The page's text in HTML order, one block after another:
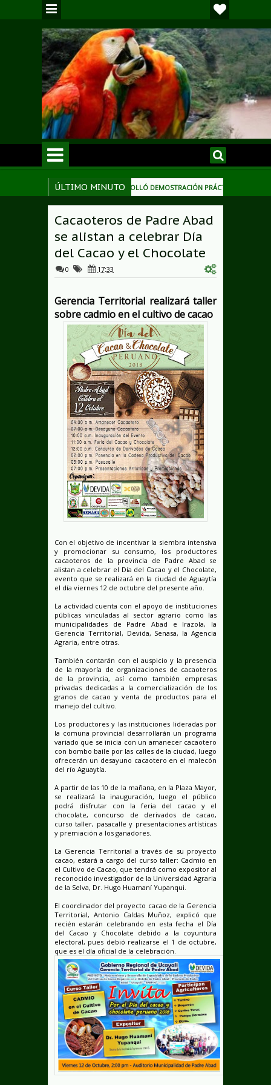
ÚLTIMO MINUTO
DE PADRE ABAD DESARROLLÓ DEMOSTRACIÓN PRÁCTICA DE PODAS DE
con entidades y dirigentes
7:35 PM MEF transfiere a Municipalidad
Cacaoteros de Padre Abad
se alistan a celebrar Día
del Cacao y el Chocolate
0 17:33
Gerencia Territorial realizará taller
sobre cadmio en el cultivo de cacao
Con el objetivo de incentivar la siembra intensiva
y promocionar su consumo, los productores
cacaoteros de la provincia de Padre Abad se
alistan a celebrar el Día del Cacao y el Chocolate,
evento que se realizará en la ciudad de Aguaytía
el día viernes 12 de octubre del presente año.
La actividad cuenta con el apoyo de instituciones
públicas vinculadas al sector agrario como las
municipalidades de Padre Abad e Irazola, la
Gerencia Territorial, Devida, Senasa, la Agencia
Agraria, entre otras.
También contarán con el auspicio y la presencia
de la mayoría de organizaciones de cacaoteros
de la provincia, así como también empresas
privadas dedicadas a la comercialización de los
granos de cacao y venta de productos para el
manejo del cultivo.
Los productores y las instituciones lideradas por
la comuna provincial desarrollarán un programa
variado que se inicia con un amanecer cacaotero
con bombo baile por las calles de la ciudad, luego
ofrecerán un desayuno cacaotero en el malecón
del río Aguaytía.
A partir de las 10 de la mañana, en la Plaza Mayor,
se realizará la inauguración, luego el público
podrá disfrutar con la feria del cacao y el
chocolate, concurso de derivados de cacao,
curso taller, pasacalle y presentaciones artísticas
y premiación a los ganadores.
La Gerencia Territorial a través de su proyecto
cacao, estará a cargo del curso taller: Cadmio en
el Cultivo de Cacao, que tendrá como expositor al
reconocido investigador de la Universidad Agraria
de la Selva, Dr. Hugo Huamaní Yupanqui.
El coordinador del proyecto cacao de la Gerencia
Territorial, Antonio Caldas Muñoz, explicó que
recién estarán celebrando en esta fecha el Día
del Cacao y Chocolate debido a la coyuntura
electoral, pues debió realizarse el 1 de octubre,
que es el día oficial de la celebración.